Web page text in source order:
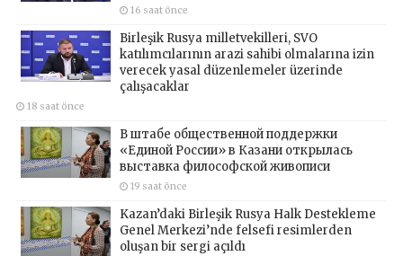
16 saat önce
Birleşik Rusya milletvekilleri, SVO
katılımcılarının arazi sahibi olmalarına izin
verecek yasal düzenlemeler üzerinde
çalışacaklar
18 saat önce
В штабе общественной поддержки
«Единой России» в Казани открылась
выставка философской живописи
19 saat önce
Kazan’daki Birleşik Rusya Halk Destekleme
Genel Merkezi’nde felsefi resimlerden
oluşan bir sergi açıldı